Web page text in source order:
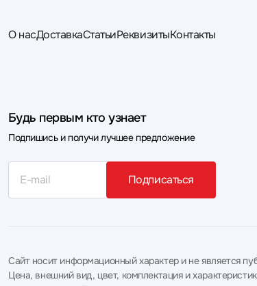
О насДоставкаСтатьиРеквизитыКонтакты
Будь первым кто узнает
Подпишись и получи лучшее предложение
Подписаться
Сайт носит информационный характер и не является
Цена, внешний вид, цвет, комплектация и